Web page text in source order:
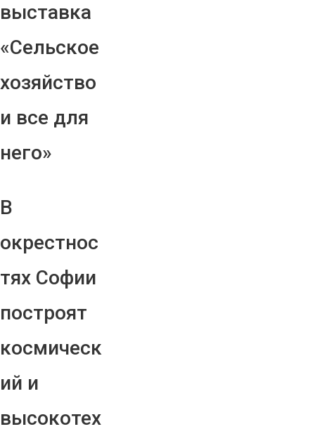
выставка
«Сельское
хозяйство
и все для
него»
В
окрестнос
тях Софии
построят
космическ
ий и
высокотех